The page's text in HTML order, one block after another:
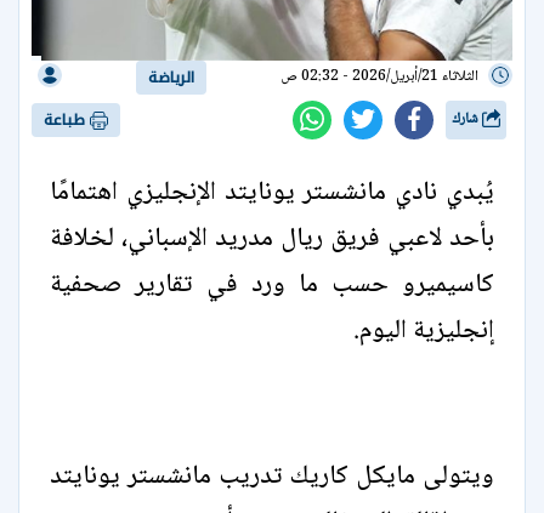
الثلاثاء 21/أبريل/2026 - 02:32 ص الرياضة
طباعة
يُبدي نادي مانشستر يونايتد الإنجليزي اهتمامًا
بأحد لاعبي فريق ريال مدريد الإسباني، لخلافة
كاسيميرو حسب ما ورد في تقارير صحفية
إنجليزية اليوم.
ويتولى مايكل كاريك تدريب مانشستر يونايتد